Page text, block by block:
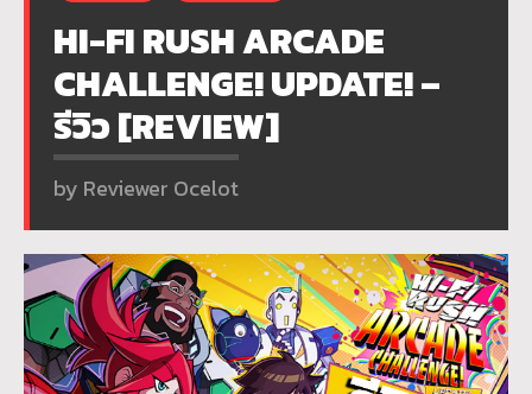
HI-FI RUSH ARCADE
CHALLENGE! UPDATE! –
รีวิว [REVIEW]
by Reviewer Ocelot